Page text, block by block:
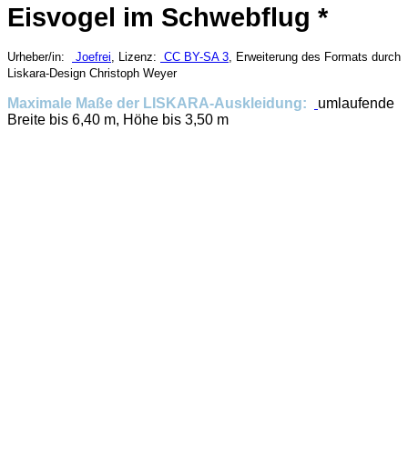
Eisvogel im Schwebflug *
Urheber/in: Joefrei, Lizenz: CC BY-SA 3, Erweiterung des Formats durch
Liskara-Design Christoph Weyer
Maximale Maße der LISKARA-Auskleidung:
umlaufende
Breite bis 6,40 m, Höhe bis 3,50 m